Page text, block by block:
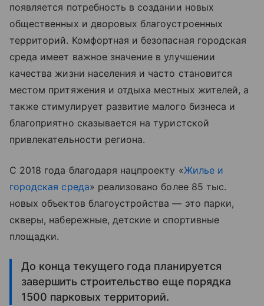
появляется потребность в создании новых
общественных и дворовых благоустроенных
территорий. Комфортная и безопасная городская
среда имеет важное значение в улучшении
качества жизни населения и часто становится
местом притяжения и отдыха местных жителей, а
также стимулирует развитие малого бизнеса и
благоприятно сказывается на туристской
привлекательности региона.
С 2018 года благодаря нацпроекту «Жилье и
городская среда» реализовано более 85 тыс.
новых объектов благоустройства — это парки,
скверы, набережные, детские и спортивные
площадки.
До конца текущего года планируется
завершить строительство еще порядка
1500 парковых территорий.